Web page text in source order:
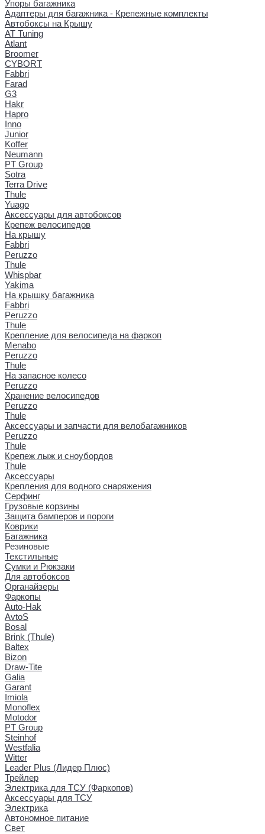
Упоры багажника
Адаптеры для багажника - Крепежные комплекты
Автобоксы на Крышу
AT Tuning
Atlant
Broomer
CYBORT
Fabbri
Farad
G3
Hakr
Hapro
Inno
Junior
Koffer
Neumann
PT Group
Sotra
Terra Drive
Thule
Yuago
Аксессуары для автобоксов
Крепеж велосипедов
На крышу
Fabbri
Peruzzo
Thule
Whispbar
Yakima
На крышку багажника
Fabbri
Peruzzo
Thule
Крепление для велосипеда на фаркоп
Menabo
Peruzzo
Thule
На запасное колесо
Peruzzo
Хранение велосипедов
Peruzzo
Thule
Аксессуары и запчасти для велобагажников
Peruzzo
Thule
Крепеж лыж и сноубордов
Thule
Аксессуары
Крепления для водного снаряжения
Серфинг
Грузовые корзины
Защита бамперов и пороги
Коврики
Багажника
Резиновые
Текстильные
Сумки и Рюкзаки
Для автобоксов
Органайзеры
Фаркопы
Auto-Hak
AvtoS
Bosal
Brink (Thule)
Baltex
Bizon
Draw-Tite
Galia
Garant
Imiola
Monoflex
Motodor
PT Group
Steinhof
Westfalia
Witter
Leader Plus (Лидер Плюс)
Трейлер
Электрика для ТСУ (Фаркопов)
Аксессуары для ТСУ
Электрика
Автономное питание
Свет